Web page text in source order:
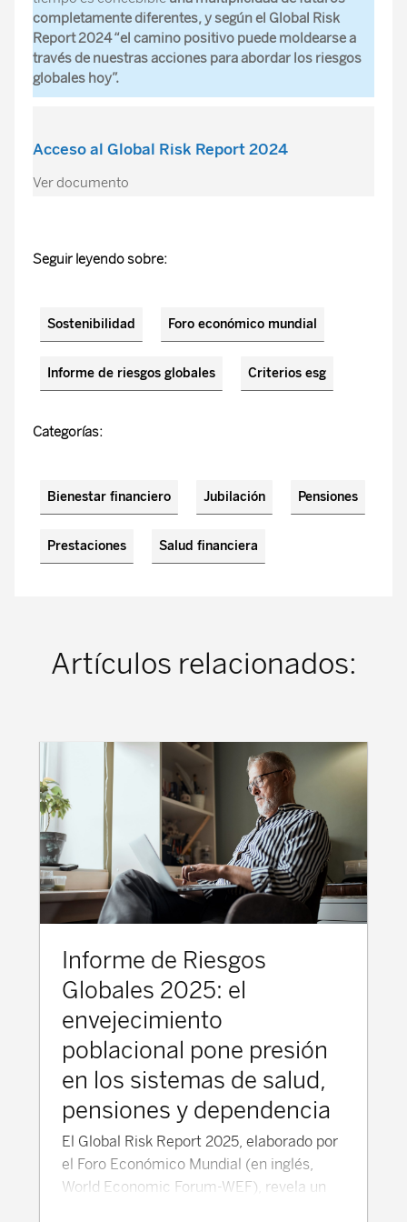
completamente diferentes, y según el Global Risk
Report 2024 “el camino positivo puede moldearse a
través de nuestras acciones para abordar los riesgos
globales hoy”.
Acceso al Global Risk Report 2024
Ver documento
Seguir leyendo sobre:
Sostenibilidad Foro económico mundial
Informe de riesgos globales Criterios esg
Categorías:
Bienestar financiero Jubilación Pensiones
Prestaciones Salud financiera
Artículos relacionados:
Informe de Riesgos
Globales 2025: el
envejecimiento
poblacional pone presión
en los sistemas de salud,
pensiones y dependencia
El Global Risk Report 2025, elaborado por
el Foro Económico Mundial (en inglés,
World Economic Forum-WEF), revela un